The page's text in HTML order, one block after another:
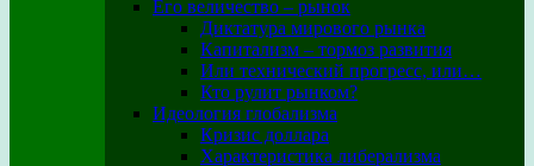
Его величество – рынок
Диктатура мирового рынка
Капитализм – тормоз развития
Или технический прогресс, или…
Кто рулит рынком?
Идеология глобализма
Кризис доллара
Характеристика либерализма